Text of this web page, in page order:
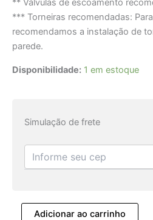
** Válvulas de escoamento
*** Torneiras recomendadas:
recomendamos a instalação de
parede.
Disponibilidade: 1 em estoque
Simulação de frete
Adicionar ao carrinho